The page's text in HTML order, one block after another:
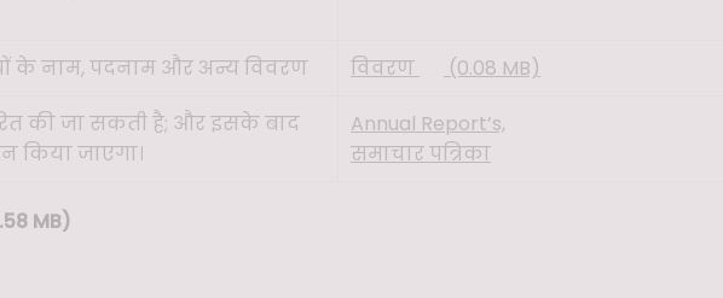
के नाम, पदनाम और अन्य विवरण विवरण (0.08 MB)
की जा सकती है; और इसके बाद
किया जाएगा।
Annual Report’s,
समाचार पत्रिका
MB)